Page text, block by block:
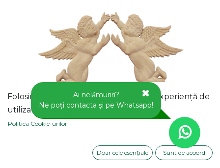
Folosim cookie-uri pentru a vă oferi o experiență de
utilizator mai bună pe acest site web.
Politica Cookie-urilor
Doar cele esențiale Sunt de acoord
Ai nelămuriri?
Ne poți contacta și pe Whatsapp!